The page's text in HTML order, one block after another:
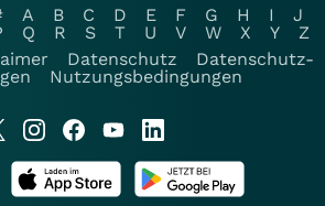
A B C D E F G H I
J
Q R S T U V W X Y
Z
Datenschutz
Datenschutz-
Nutzungsbedingungen